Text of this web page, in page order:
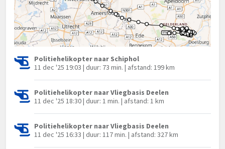
Politiehelikopter naar Schiphol
11 dec '25 19:03 | duur: 73 min. | afstand: 199 km
Politiehelikopter naar Vliegbasis Deelen
11 dec '25 18:30 | duur: 1 min. | afstand: 1 km
Politiehelikopter naar Vliegbasis Deelen
11 dec '25 16:33 | duur: 117 min. | afstand: 327 km